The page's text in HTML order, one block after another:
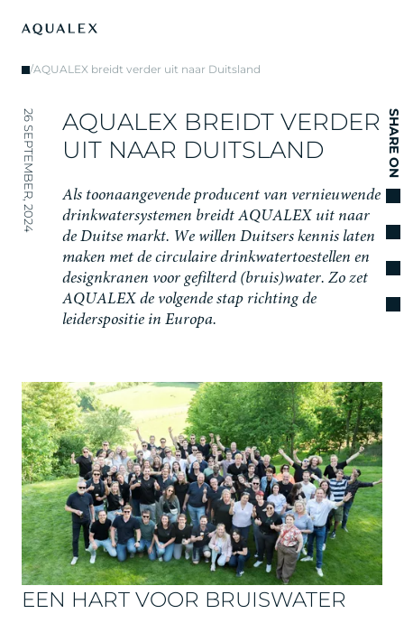
/AQUALEX breidt verder uit naar Duitsland
26 SEPTEMBER, 2024 AQUALEX BREIDT VERDER
UIT NAAR DUITSLAND
Als toonaangevende producent van vernieuwende
drinkwatersystemen breidt AQUALEX uit naar
de Duitse markt. We willen Duitsers kennis laten
maken met de circulaire drinkwatertoestellen en
designkranen voor gefilterd (bruis)water. Zo zet
AQUALEX de volgende stap richting de
leiderspositie in Europa.
SHARE ON
EEN HART VOOR BRUISWATER